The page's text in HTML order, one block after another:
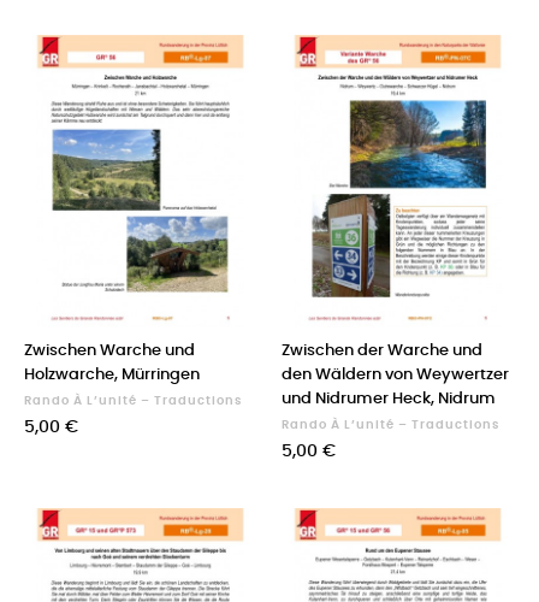
Zwischen Warche und
Holzwarche, Mürringen
Rando À L’unité – Traductions
Prix
5,00 €
Zwischen der Warche und
den Wäldern von Weywertzer
und Nidrumer Heck, Nidrum
Rando À L’unité – Traductions
Prix
5,00 €